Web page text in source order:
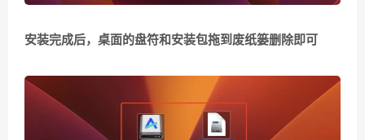
安装完成后，桌面的盘符和安装包拖到废纸篓删除即可